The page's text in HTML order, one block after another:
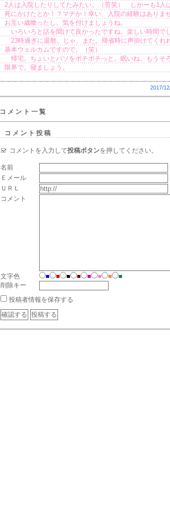
2人は入院したりしてたみたい。（苦笑） しかーも1人
死にかけたとか！？マヂか！幸い、入院の経験はありま
お互い歳喰ったし。気を付けましょうね。
いろいろと話を聞けて良かったですね。楽しい時間でし
23時過ぎに退散。じゃ、また。帰省時に声掛けてくれ
基本ウェルカムですので。（笑）
帰宅。ちょいとパソをポチポチっと。眠いね。もうそ
限界で。寝ましょう。
2017/
コメント一覧
コメント投稿
コメントを入力して投稿ボタンを押してください。
名前
Ｅメール
ＵＲＬ
コメント
文字色 ■ ■ ■ ■ ■ ■ ■
■
削除キー
投稿者情報を保存する